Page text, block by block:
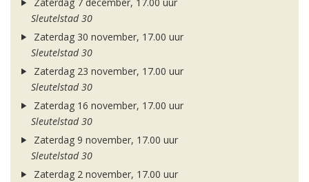
Zaterdag 7 december, 17.00 uur
Sleutelstad 30
Zaterdag 30 november, 17.00 uur
Sleutelstad 30
Zaterdag 23 november, 17.00 uur
Sleutelstad 30
Zaterdag 16 november, 17.00 uur
Sleutelstad 30
Zaterdag 9 november, 17.00 uur
Sleutelstad 30
Zaterdag 2 november, 17.00 uur